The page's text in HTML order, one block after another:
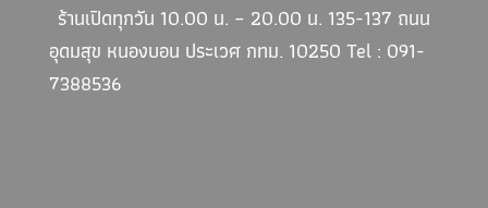
ร้านเปิดทุกวัน 10.00 น. – 20.00 น. 135-137 ถนน
อุดมสุข หนองบอน ประเวศ กทม. 10250 Tel : 091-
7388536